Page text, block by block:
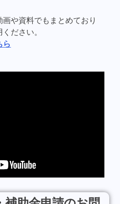
や資料でもまとめており
ださい。
ら